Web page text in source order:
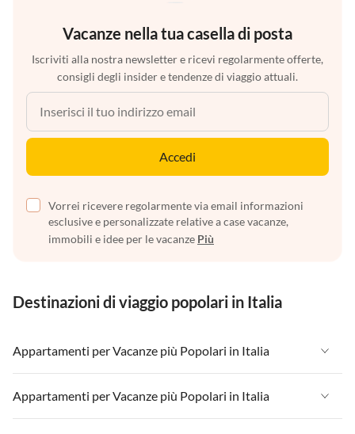
Vacanze nella tua casella di posta
Iscriviti alla nostra newsletter e ricevi regolarmente offerte,
consigli degli insider e tendenze di viaggio attuali.
Accedi
Vorrei ricevere regolarmente via email informazioni
esclusive e personalizzate relative a case vacanze,
immobili e idee per le vacanze Più
Destinazioni di viaggio popolari in Italia
Appartamenti per Vacanze più Popolari in Italia
Appartamenti per Vacanze in Italia
Appartamenti per Vacanze in Liguria
Appartamenti per Vacanze più Popolari in Italia